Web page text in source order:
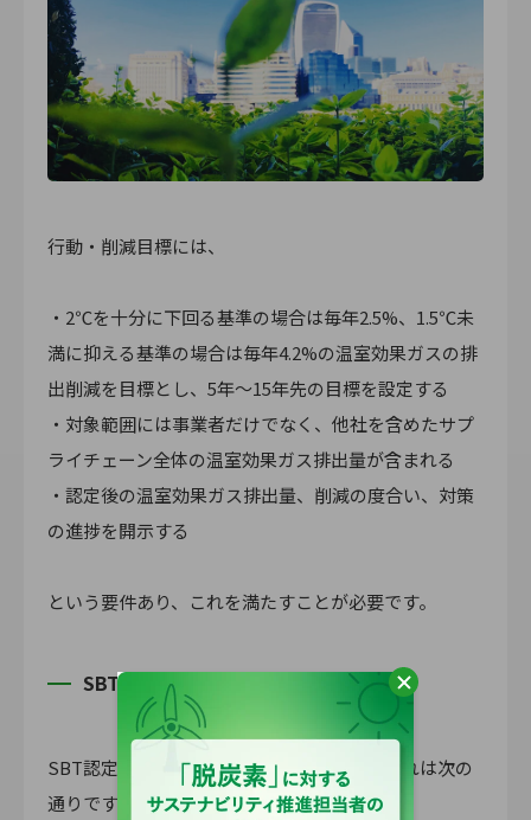
行動・削減目標には、
・2℃を十分に下回る基準の場合は毎年2.5%、1.5℃未
満に抑える基準の場合は毎年4.2%の温室効果ガスの排
出削減を目標とし、5年～15年先の⽬標を設定する
・対象範囲には事業者だけでなく、他社を含めたサプ
ライチェーン全体の温室効果ガス排出量が含まれる
・認定後の温室効果ガス排出量、削減の度合い、対策
の進捗を開示する
という要件あり、これを満たすことが必要です。
SBT認定手続きの流れ
SBT認定までの手続きについて、大まかな流れは次の
通りです。